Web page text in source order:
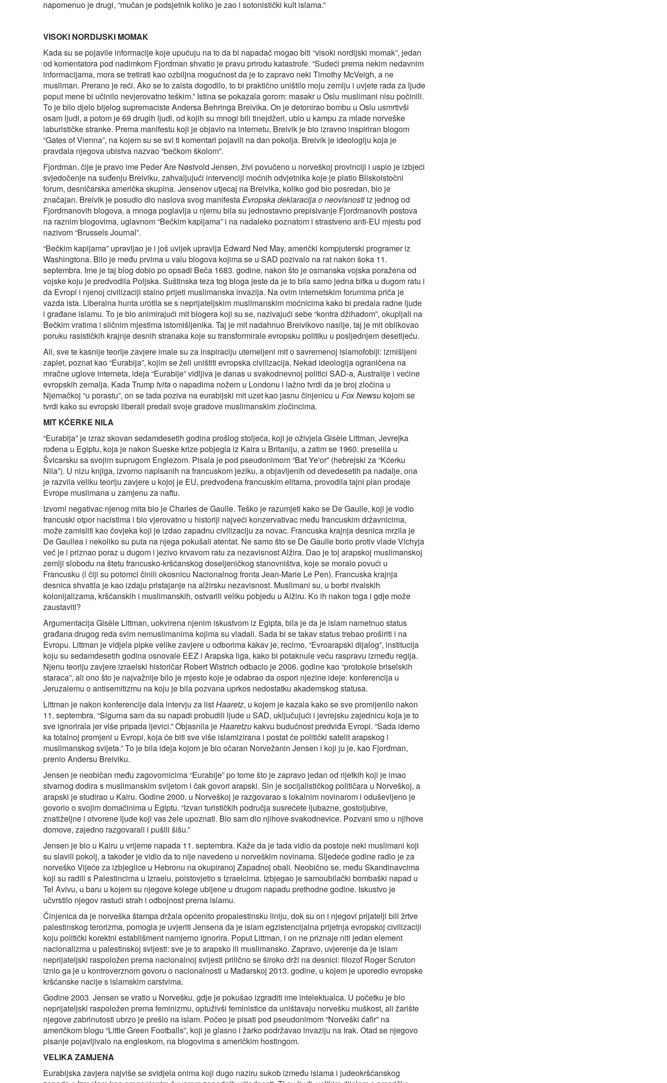
napomenuo je drugi, “mučan je podsjetnik koliko je zao i sotonistički kult islama.”
VISOKI NORDIJSKI MOMAK
Kada su se pojavile informacije koje upućuju na to da bi napadač mogao biti “visoki nordijski momak”, jedan
od komentatora pod nadimkom Fjordman shvatio je pravu prirodu katastrofe. “Sudeći prema nekim nedavnim
informacijama, mora se tretirati kao ozbiljna mogućnost da je to zapravo neki Timothy McVeigh, a ne
musliman. Prerano je reći. Ako se to zaista dogodilo, to bi praktično uništilo moju zemlju i uvjete rada za ljude
poput mene bi učinilo nevjerovatno teškim.” Istina se pokazala gorom: masakr u Oslu muslimani nisu počinili.
To je bilo djelo bijelog supremaciste Andersa Behringa Breivika. On je detonirao bombu u Oslu usmrtivši
osam ljudi, a potom je 69 drugih ljudi, od kojih su mnogi bili tinejdžeri, ubio u kampu za mlade norveške
laburističke stranke. Prema manifestu koji je objavio na internetu, Breivik je bio izravno inspiriran blogom
“Gates of Vienna”, na kojem su se svi ti komentari pojavili na dan pokolja. Breivik je ideologiju koja je
pravdala njegova ubistva nazvao “bečkom školom”.
Fjordman, čije je pravo ime Peder Are Nøstvold Jensen, živi povučeno u norveškoj provinciji i uspio je izbjeći
svjedočenje na suđenju Breiviku, zahvaljujući intervenciji moćnih odvjetnika koje je platio Bliskoistočni
forum, desničarska američka skupina. Jensenov utjecaj na Breivika, koliko god bio posredan, bio je
značajan. Breivik je posudio dio naslova svog manifesta Evropska deklaracija o neovisnosti iz jednog od
Fjordmanovih blogova, a mnoga poglavlja u njemu bila su jednostavno prepisivanje Fjordmanovih postova
na raznim blogovima, uglavnom “Bečkim kapijama” i na nadaleko poznatom i strastveno anti-EU mjestu pod
nazivom “Brussels Journal”.
“Bečkim kapijama” upravljao je i još uvijek upravlja Edward Ned May, američki kompjuterski programer iz
Washingtona. Bilo je među prvima u valu blogova kojima se u SAD pozivalo na rat nakon šoka 11.
septembra. Ime je taj blog dobio po opsadi Beča 1683. godine, nakon što je osmanska vojska poražena od
vojske koju je predvodila Poljska. Suštinska teza tog bloga jeste da je to bila samo jedna bitka u dugom ratu i
da Evropi i njenoj civilizaciji stalno prijeti muslimanska invazija. Na ovim internetskim forumima priča je
vazda ista. Liberalna hunta urotila se s neprijateljskim muslimanskim moćnicima kako bi predala radne ljude
i građane islamu. To je bio animirajući mit blogera koji su se, nazivajući sebe “kontra džihadom”, okupljali na
Bečkim vratima i sličnim mjestima istomišljenika. Taj je mit nadahnuo Breivikovo nasilje, taj je mit oblikovao
poruku rasističkih krajnje desnih stranaka koje su transformirale evropsku politiku u posljednjem desetljeću.
Ali, sve te kasnije teorije zavjere imale su za inspiraciju utemeljeni mit o savremenoj islamofobiji: izmišljeni
zaplet, poznat kao “Eurabija”, kojim se želi uništiti evropska civilizacija. Nekad ideologija ograničena na
mračne uglove interneta, ideja “Eurabije” vidljiva je danas u svakodnevnoj politici SAD-a, Australije i većine
evropskih zemalja. Kada Trumptvitao napadima nožem u Londonu i lažno tvrdi da je broj zločina u
Njemačkoj “u porastu”, on se tada poziva na eurabijski mit uzet kao jasnu činjenicu u Fox Newsu kojom se
tvrdi kako su evropski liberali predali svoje gradove muslimanskim zločincima.
MIT KĆERKE NILA
“Eurabija” je izraz skovan sedamdesetih godina prošlog stoljeća, koji je oživjela Gisèle Littman, Jevrejka
rođena u Egiptu, koja je nakon Sueske krize pobjegla iz Kaira u Britaniju, a zatim se 1960. preselila u
Švicarsku sa svojim suprugom Englezom. Pisala je pod pseudonimom “Bat Ye'or” (hebrejski za “Kćerku
Nila”). U nizu knjiga, izvorno napisanih na francuskom jeziku, a objavljenih od devedesetih pa nadalje, ona
je razvila veliku teoriju zavjere u kojoj je EU, predvođena francuskim elitama, provodila tajni plan prodaje
Evrope muslimana u zamjenu za naftu.
Izvorni negativac njenog mita bio je Charles de Gaulle. Teško je razumjeti kako se De Gaulle, koji je vodio
francuski otpor nacistima i bio vjerovatno u historiji najveći konzervativac među francuskim državnicima,
može zamisliti kao čovjeka koji je izdao zapadnu civilizaciju za novac. Francuska krajnja desnica mrzila je
De Gaullea i nekoliko su puta na njega pokušali atentat. Ne samo što se De Gaulle borio protiv vlade Vichyja
već je i priznao poraz u dugom i jezivo krvavom ratu za nezavisnost Alžira. Dao je toj arapskoj muslimanskoj
zemlji slobodu na štetu francusko‑kršćanskog doseljeničkog stanovništva, koje se moralo povući u
Francusku (i čiji su potomci činili okosnicu Nacionalnog fronta Jean-Marie Le Pen). Francuska krajnja
desnica shvatila je kao izdaju pristajanje na alžirsku nezavisnost. Muslimani su, u borbi rivalskih
kolonijalizama, kršćanskih i muslimanskih, ostvarili veliku pobjedu u Alžiru. Ko ih nakon toga i gdje može
zaustaviti?
Argumentacija Gisèle Littman, uokvirena njenim iskustvom iz Egipta, bila je da je islam nametnuo status
građana drugog reda svim nemuslimanima kojima su vladali. Sada bi se takav status trebao proširiti i na
Evropu. Littman je vidjela pipke velike zavjere u odborima kakav je, recimo, “Evroarapski dijalog”, institucija
koju su sedamdesetih godina osnovale EEZ i Arapska liga, kako bi potaknule veću raspravu između regija.
Njenu teoriju zavjere izraelski historičar Robert Wistrich odbacio je 2006. godine kao “protokole briselskih
staraca”, ali ono što je najvažnije bilo je mjesto koje je odabrao da ospori njezine ideje: konferencija u
Jeruzalemu o antisemitizmu na koju je bila pozvana uprkos nedostatku akademskog statusa.
Littman je nakon konferencije dala intervju za listHaaretz, u kojem je kazala kako se sve promijenilo nakon
11. septembra. “Sigurna sam da su napadi probudili ljude u SAD, uključujući i jevrejsku zajednicu koja je to
sve ignorirala jer više pripada ljevici.” Objasnila jeHaaretzu kakvu budućnost predviđa Evropi. “Sada idemo
ka totalnoj promjeni u Evropi, koja će biti sve više islamizirana i postat će politički satelit arapskog i
muslimanskog svijeta.” To je bila ideja kojom je bio očaran Norvežanin Jensen i koji ju je, kao Fjordman,
prenio Andersu Breiviku.
Jensen je neobičan među zagovornicima “Eurabije” po tome što je zapravo jedan od rijetkih koji je imao
stvarnog dodira s muslimanskim svijetom i čak govori arapski. Sin je socijalističkog političara u Norveškoj, a
arapski je studirao u Kairu. Godine 2000. u Norveškoj je razgovarao s lokalnim novinarom i oduševljeno je
govorio o svojim domaćinima u Egiptu. “Izvan turističkih područja susrećete ljubazne, gostoljubive,
znatiželjne i otvorene ljude koji vas žele upoznati. Bio sam dio njihove svakodnevice. Pozvani smo u njihove
domove, zajedno razgovarali i pušili šišu.”
Jensen je bio u Kairu u vrijeme napada 11. septembra. Kaže da je tada vidio da postoje neki muslimani koji
su slavili pokolj, a također je vidio da to nije navedeno u norveškim novinama. Sljedeće godine radio je za
norveško Vijeće za izbjeglice u Hebronu na okupiranoj Zapadnoj obali. Neobično se, među Skandinavcima
koji su radili s Palestincima u Izraelu, poistovjetio s Izraelcima. Izbjegao je samoubilački bombaški napad u
Tel Avivu, u baru u kojem su njegove kolege ubijene u drugom napadu prethodne godine. Iskustvo je
učvrstilo njegov rastući strah i odbojnost prema islamu.
Činjenica da je norveška štampa držala općenito propalestinsku liniju, dok su on i njegovi prijatelji bili žrtve
palestinskog terorizma, pomogla je uvjeriti Jensena da je islam egzistencijalna prijetnja evropskoj civilizaciji
koju politički korektni establišment namjerno ignorira. Poput Littman, i on ne priznaje niti jedan element
nacionalizma u palestinskoj svijesti: sve je to arapsko ili muslimansko. Zapravo, uvjerenje da je islam
neprijateljski raspoložen prema nacionalnoj svijesti prilično se široko drži na desnici: filozof Roger Scruton
iznio ga je u kontroverznom govoru o nacionalnosti u Mađarskoj 2013. godine, u kojem je uporedio evropske
kršćanske nacije s islamskim carstvima.
Godine 2003. Jensen se vratio u Norvešku, gdje je pokušao izgraditi ime intelektualca. U početku je bio
neprijateljski raspoložen prema feminizmu, optuživši feministice da uništavaju norvešku muškost, ali žarište
njegove zabrinutosti ubrzo je prešlo na islam. Počeo je pisati pod pseudonimom “Norveški ćafir” na
američkom blogu “Little Green Footballs”, koji je glasno i žarko podržavao invaziju na Irak. Otad se njegovo
pisanje pojavljivalo na engleskom, na blogovima s američkim hostingom.
VELIKA ZAMJENA
Eurabijska zavjera najviše se svidjela onima koji dugo naziru sukob između islama i judeokršćanskog